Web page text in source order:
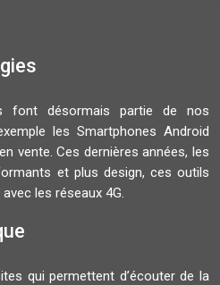
font désormais partie de nos
les Smartphones Android
vente. Ces dernières années, les
et plus design, ces outils
les réseaux 4G.
qui permettent d’écouter de la